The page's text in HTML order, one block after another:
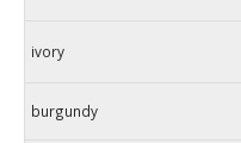
ivory
burgundy